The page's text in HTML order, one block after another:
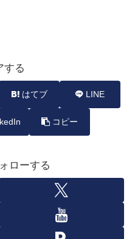
する
はてブ LINE
コピー
ローする